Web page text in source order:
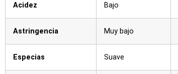
Acidez Bajo
Astringencia Muy bajo
Especias Suave